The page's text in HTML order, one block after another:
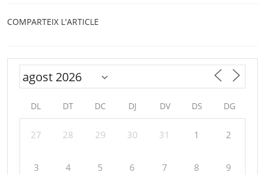
COMPARTEIX L'ARTICLE
DL DT DC DJ DV DS DG
27 28 29 30 31 1 2
3 4 5 6 7 8 9